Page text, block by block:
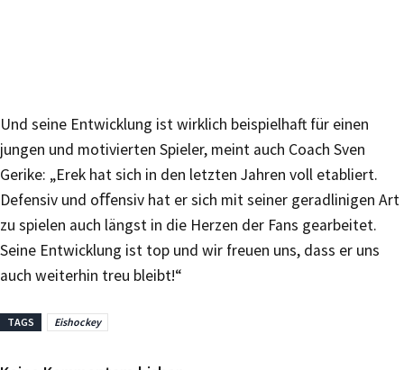
Und seine Entwicklung ist wirklich beispielhaft für einen
jungen und motivierten Spieler, meint auch Coach Sven
Gerike: „Erek hat sich in den letzten Jahren voll etabliert.
Defensiv und oﬀensiv hat er sich mit seiner geradlinigen Art
zu spielen auch längst in die Herzen der Fans gearbeitet.
Seine Entwicklung ist top und wir freuen uns, dass er uns
auch weiterhin treu bleibt!“
TAGS Eishockey